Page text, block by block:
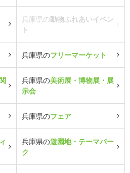
兵庫県の動物ふれあいイベン
ト
兵庫県のフリーマーケット
兵庫県の美術展・博物展・展
示会
兵庫県のフェア
兵庫県の遊園地・テーマパー
ク